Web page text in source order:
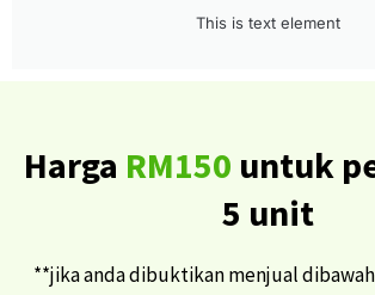
This is text element
Harga RM150 untuk
5 unit
**jika anda dibuktikan menjual dibawah